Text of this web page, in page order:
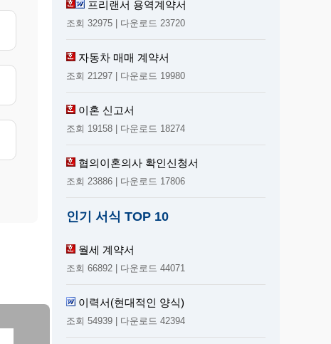
프리랜서 용역계약서
조회 32975 | 다운로드 23720
자동차 매매 계약서
조회 21297 | 다운로드 19980
이혼 신고서
조회 19158 | 다운로드 18274
협의이혼의사 확인신청서
조회 23886 | 다운로드 17806
인기 서식 TOP 10
월세 계약서
조회 66892 | 다운로드 44071
이력서(현대적인 양식)
조회 54939 | 다운로드 42394